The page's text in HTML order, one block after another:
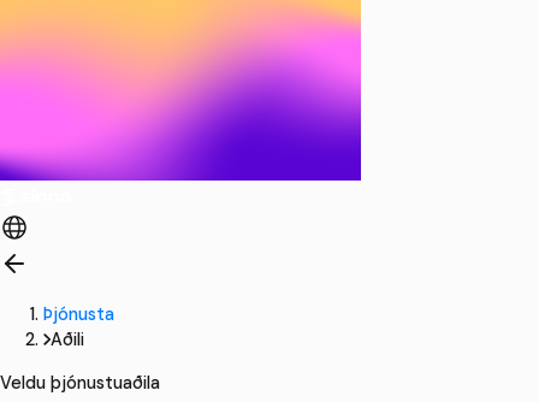
Þjónusta
Aðili
Veldu þjónustuaðila